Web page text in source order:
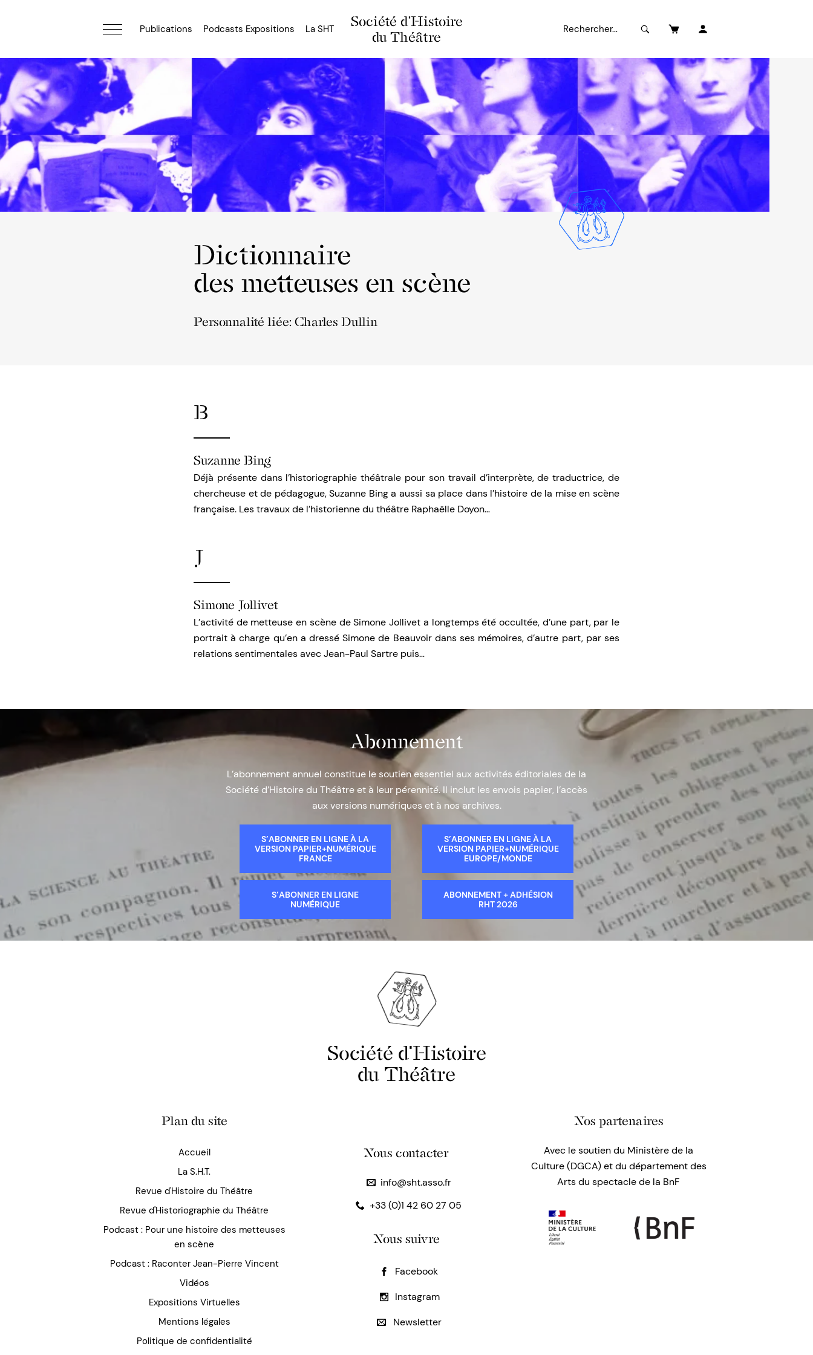
Société d'Histoire
du Théâtre
Publications Podcasts Expositions La SHT
Dictionnaire
des metteuses en scène
Personnalité liée: Charles Dullin
B
Suzanne Bing
Déjà présente dans l’historiographie théâtrale pour son travail d’interprète, de traductrice, de
chercheuse et de pédagogue, Suzanne Bing a aussi sa place dans l’histoire de la mise en scène
française. Les travaux de l’historienne du théâtre Raphaëlle Doyon…
J
Simone Jollivet
L’activité de metteuse en scène de Simone Jollivet a longtemps été occultée, d’une part, par le
portrait à charge qu’en a dressé Simone de Beauvoir dans ses mémoires, d’autre part, par ses
relations sentimentales avec Jean-Paul Sartre puis…
Abonnement
L’abonnement annuel constitue le soutien essentiel aux activités éditoriales de la
Société d’Histoire du Théâtre et à leur pérennité. Il inclut les envois papier, l’accès
aux versions numériques et à nos archives.
S’ABONNER EN LIGNE À LA
VERSION PAPIER+NUMÉRIQUE
FRANCE
S’ABONNER EN LIGNE À LA
VERSION PAPIER+NUMÉRIQUE
EUROPE/MONDE
S’ABONNER EN LIGNE
NUMÉRIQUE
ABONNEMENT + ADHÉSION
RHT 2026
Société d'Histoire
du Théâtre
Plan du site
Accueil
La S.H.T.
Revue d'Histoire du Théâtre
Revue d'Historiographie du Théâtre
Podcast : Pour une histoire des metteuses
en scène
Podcast : Raconter Jean-Pierre Vincent
Vidéos
Expositions Virtuelles
Mentions légales
Politique de confidentialité
Nous contacter
info@sht.asso.fr
+33 (0)1 42 60 27 05
Nous suivre
Facebook
Instagram
Newsletter
Nos partenaires
Avec le soutien du Ministère de la
Culture (DGCA) et du département des
Arts du spectacle de la BnF